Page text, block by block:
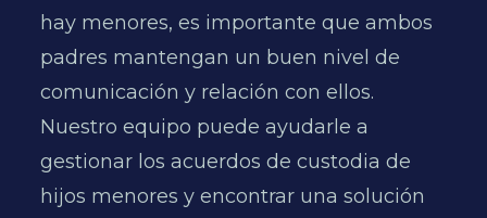
hay menores, es importante que ambos
padres mantengan un buen nivel de
comunicación y relación con ellos.
Nuestro equipo puede ayudarle a
gestionar los acuerdos de custodia de
hijos menores y encontrar una solución